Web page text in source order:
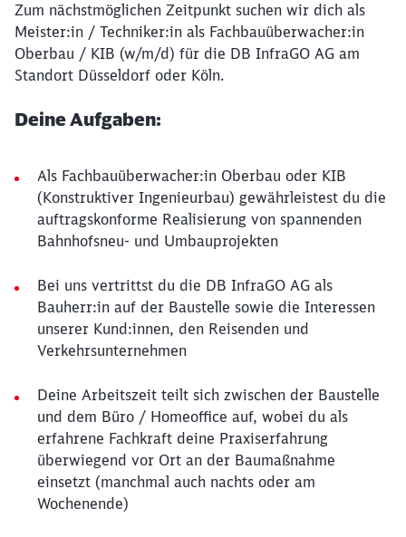
Zum nächstmöglichen Zeitpunkt suchen wir dich als
Meister:in / Techniker:in als Fachbauüberwacher:in
Oberbau / KIB (w/m/d) für die DB InfraGO AG am
Standort Düsseldorf oder Köln.
Deine Aufgaben:
Als Fachbauüberwacher:in Oberbau oder KIB
(Konstruktiver Ingenieurbau) gewährleistest du die
auftragskonforme Realisierung von spannenden
Bahnhofsneu- und Umbauprojekten
Bei uns vertrittst du die DB InfraGO AG als
Bauherr:in auf der Baustelle sowie die Interessen
unserer Kund:innen, den Reisenden und
Verkehrsunternehmen
Deine Arbeitszeit teilt sich zwischen der Baustelle
und dem Büro / Homeoffice auf, wobei du als
erfahrene Fachkraft deine Praxiserfahrung
überwiegend vor Ort an der Baumaßnahme
einsetzt (manchmal auch nachts oder am
Wochenende)